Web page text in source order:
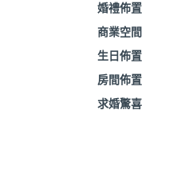
婚禮佈置
商業空間
生日佈置
房間佈置
求婚驚喜